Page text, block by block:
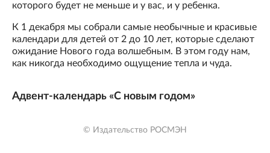
которого будет не меньше и у вас, и у ребенка.
К 1 декабря мы собрали самые необычные и красивые
календари для детей от 2 до 10 лет, которые сделают
ожидание Нового года волшебным. В этом году нам,
как никогда необходимо ощущение тепла и чуда.
Адвент-календарь «С новым годом»
© Издательство РОСМЭН